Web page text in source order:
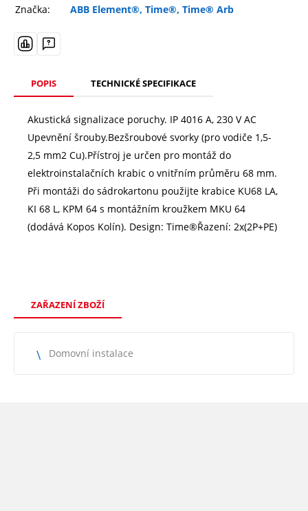
Značka:
ABB Element®, Time®, Time® Arb
POPIS TECHNICKÉ SPECIFIKACE
Akustická signalizace poruchy. IP 4016 A, 230 V AC
Upevnění šrouby.Bezšroubové svorky (pro vodiče 1,5-
2,5 mm2 Cu).Přístroj je určen pro montáž do
elektroinstalačních krabic o vnitřním průměru 68 mm.
Při montáži do sádrokartonu použijte krabice KU68 LA,
KI 68 L, KPM 64 s montážním kroužkem MKU 64
(dodává Kopos Kolín). Design: Time®Řazení: 2x(2P+PE)
ZAŘAZENÍ ZBOŽÍ
Domovní instalace